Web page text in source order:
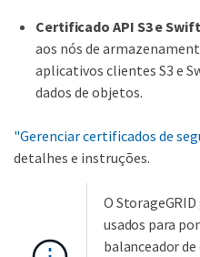
Certificado API S3 e Swift
aos nós de
aplicativos clientes S3 e
dados de objetos.
"Gerenciar certificados de
detalhes e instruções.
O
usados para
balanceador